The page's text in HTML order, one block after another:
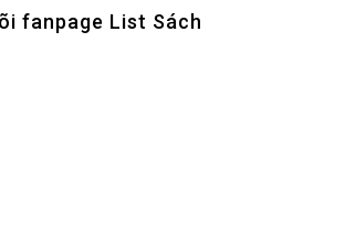
fanpage List Sách